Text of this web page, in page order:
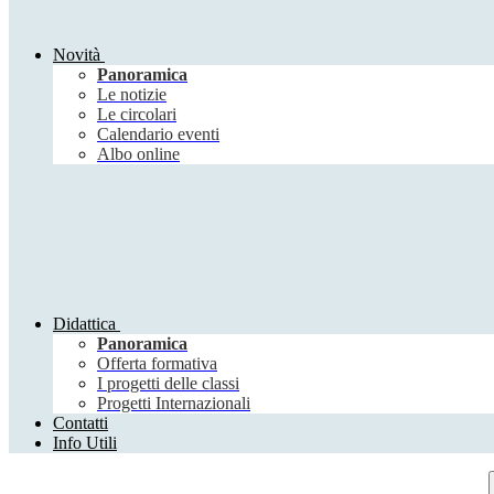
Novità
Panoramica
Le notizie
Le circolari
Calendario eventi
Albo online
Didattica
Panoramica
Offerta formativa
I progetti delle classi
Progetti Internazionali
Contatti
Info Utili